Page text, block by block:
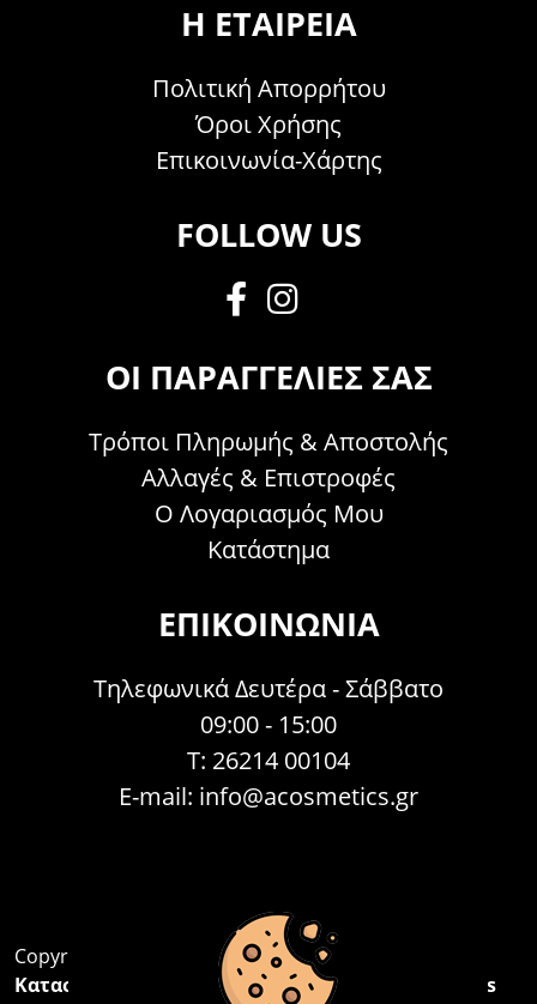
Η ΕΤΑΙΡΕΊΑ
Πολιτική Απορρήτου
Όροι Χρήσης
Επικοινωνία-Χάρτης
FOLLOW US
ΟΙ ΠΑΡΑΓΓΕΛΊΕΣ ΣΑΣ
Τρόποι Πληρωμής & Αποστολής
Αλλαγές & Επιστροφές
Ο Λογαριασμός Μου
Κατάστημα
ΕΠΙΚΟΙΝΩΝΊΑ
Τηλεφωνικά Δευτέρα - Σάββατο
09:00 - 15:00
Τ: 26214 00104
E-mail: info@acosmetics.gr
Copyright 2026,
Acosmetics Αθανασόπουλος
Κατασκευή Ιστοσελίδων Interactive Net Solutions